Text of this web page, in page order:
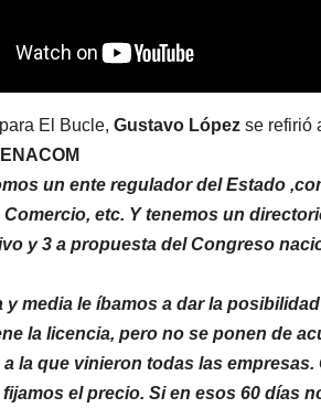
El Bucle, Gustavo López se refirió
ENACOM
un ente regulador del Estado
Comercio, etc. Y tenemos un
y 3 a propuesta del Congreso
y media le íbamos a dar la
la licencia, pero no se ponen de
la que vinieron todas las
fijamos el precio. Si en esos 60 días